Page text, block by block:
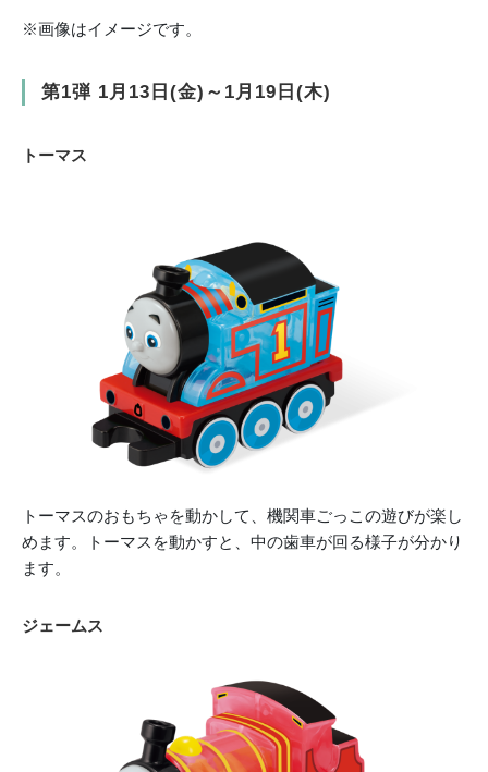
※画像はイメージです。
第1弾 1月13日(金)～1月19日(木)
トーマス
トーマスのおもちゃを動かして、機関車ごっこの遊びが楽し
めます。トーマスを動かすと、中の歯車が回る様子が分かり
ます。
ジェームス